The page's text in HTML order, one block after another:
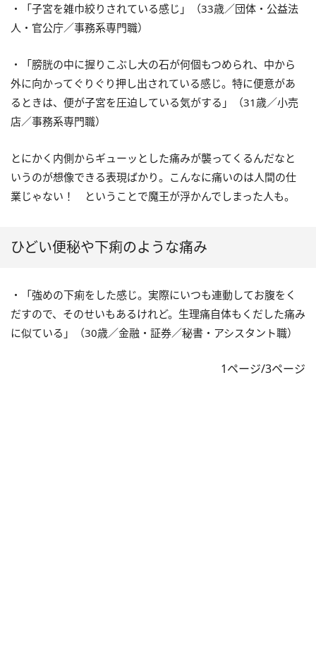
・「子宮を雑巾絞りされている感じ」（33歳／団体・公益法
人・官公庁／事務系専門職）
・「膀胱の中に握りこぶし大の石が何個もつめられ、中から
外に向かってぐりぐり押し出されている感じ。特に便意があ
るときは、便が子宮を圧迫している気がする」（31歳／小売
店／事務系専門職）
とにかく内側からギューッとした痛みが襲ってくるんだなと
いうのが想像できる表現ばかり。こんなに痛いのは人間の仕
業じゃない！ ということで魔王が浮かんでしまった人も。
ひどい便秘や下痢のような痛み
・「強めの下痢をした感じ。実際にいつも連動してお腹をく
だすので、そのせいもあるけれど。生理痛自体もくだした痛み
に似ている」（30歳／金融・証券／秘書・アシスタント職）
1ページ/3ページ